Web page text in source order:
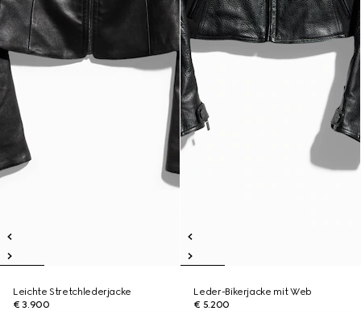
Leichte Stretchlederjacke
€ 3.900
Leder-Bikerjacke mit Web
€ 5.200